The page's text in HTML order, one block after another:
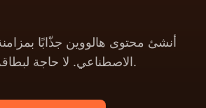
أنشئ محتوى هالووين جذّابًا
الاصطناعي. لا حاجة لبطاقة ائتمان.